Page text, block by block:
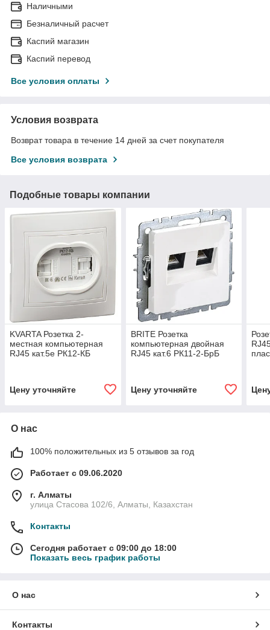
Наличными
Безналичный расчет
Каспий магазин
Каспий перевод
Все условия оплаты
Условия возврата
Возврат товара в течение 14 дней за счет покупателя
Все условия возврата
Подобные товары компании
KVARTA Розетка 2-
местная компьютерная
RJ45 кат.5е РК12-КБ
Цену уточняйте
BRITE Розетка
компьютерная двойная
RJ45 кат.6 РК11-2-БрБ
Цену уточняйте
О нас
100% положительных из 5 отзывов за год
Работает с 09.06.2020
г. Алматы
улица Стасова 102/6, Алматы, Казахстан
Контакты
Сегодня работает с 09:00 до 18:00
Показать весь график работы
О нас
Контакты